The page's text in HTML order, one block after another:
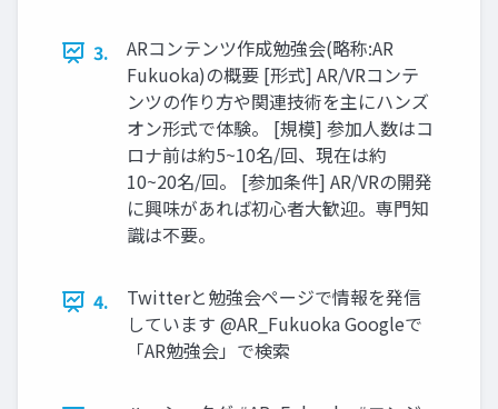
3.
ARコンテンツ作成勉強会(略称:AR
Fukuoka)の概要 [形式] AR/VRコンテ
ンツの作り⽅や関連技術を主にハンズ
オン形式で体験。 [規模] 参加⼈数はコ
ロナ前は約5~10名/回、現在は約
10~20名/回。 [参加条件] AR/VRの開発
に興味があれば初⼼者⼤歓迎。専⾨知
識は不要。
4.
Twitterと勉強会ページで情報を発信
しています @AR_Fukuoka Googleで
「AR勉強会」で検索